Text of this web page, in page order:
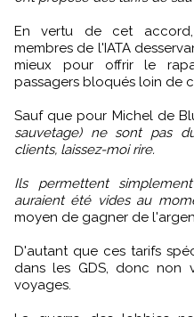
En vertu de cet accord,
membres de l'IATA
mieux pour offrir le
passagers bloqués loin de
Sauf que pour Michel de
sauvetage) ne sont pas
clients, laissez-moi rire.
Ils permettent
auraient été vides au
moyen de gagner de
D'autant que ces tarifs
dans les GDS, donc non
voyages.